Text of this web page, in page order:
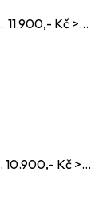
Kč >...
10.900,- Kč >...